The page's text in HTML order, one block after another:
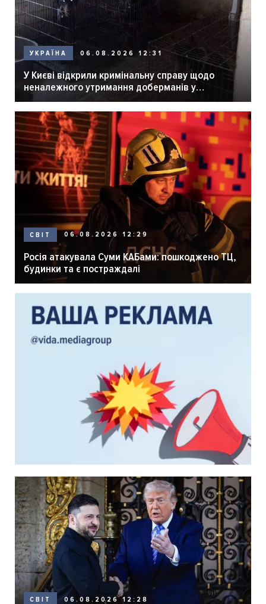
УКРАЇНА 06.08.2026 12:31
У Києві відкрили кримінальну справу щодо
неналежного утримання доберманів у
розпліднику
СВІТ 06.08.2026 12:29
Росія атакувала Суми КАБами: пошкоджено ТЦ,
будинки та є постраждалі
СВІТ 06.08.2026 12:28